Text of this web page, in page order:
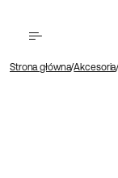
Strona główna Akcesoria